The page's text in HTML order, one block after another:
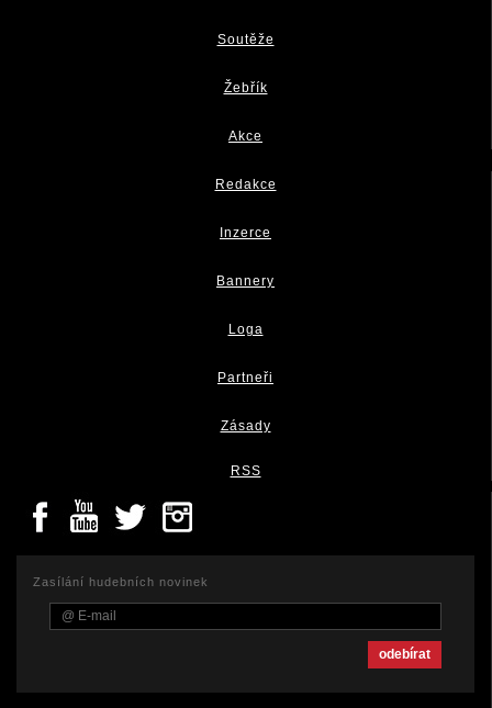
Soutěže
Žebřík
Akce
Redakce
Inzerce
Bannery
Loga
Partneři
Zásady
RSS
Zasílání hudebních novinek